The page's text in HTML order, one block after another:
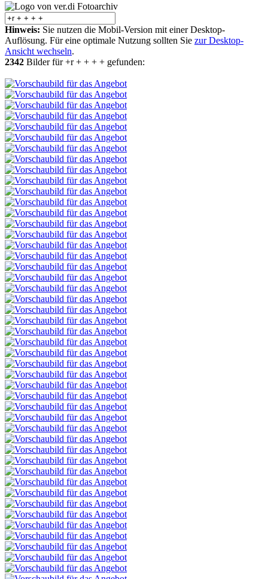
Hinweis: Sie nutzen die Mobil-Version mit einer Desktop-
Auflösung. Für eine optimale Nutzung sollten Sie zur Desktop-
Ansicht wechseln.
2342 Bilder für +r + + + + gefunden: